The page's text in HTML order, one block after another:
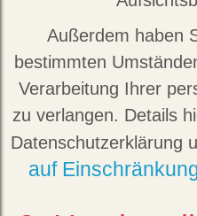
Außerdem haben
bestimmten
Verarbeitung Ihrer
zu verlangen. Details
Datenschutzerklärung
auf